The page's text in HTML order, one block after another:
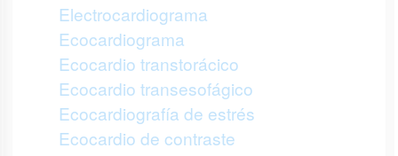
Electrocardiograma
Ecocardiograma
Ecocardio transtorácico
Ecocardio transesofágico
Ecocardiografía de estrés
Ecocardio de contraste